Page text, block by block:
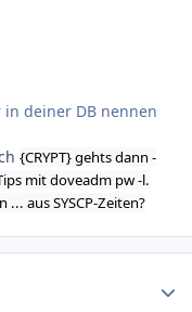
deiner DB nennen
{CRYPT} gehts dann -
mit doveadm pw -l.
aus SYSCP-Zeiten?